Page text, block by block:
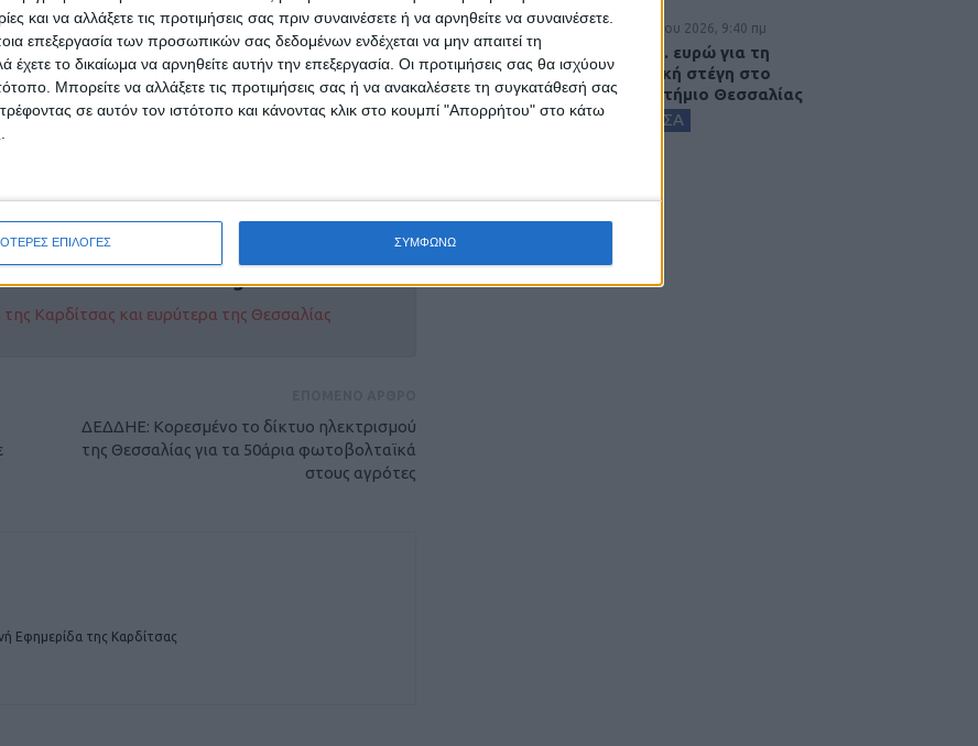
και να αλλάξετε τις προτιμήσεις σας πριν συναινέσετε ή να αρνηθείτε να συναινέσετε.
επεξεργασία των προσωπικών σας δεδομένων ενδέχεται να μην απαιτεί τη
το δικαίωμα να αρνηθείτε αυτήν την επεξεργασία. Οι προτιμήσεις σας θα ισχύουν
Μπορείτε να αλλάξετε τις προτιμήσεις σας ή να ανακαλέσετε τη συγκατάθεσή σας
σε αυτόν τον ιστότοπο και κάνοντας κλικ στο κουμπί "Απορρήτου" στο κάτω
ΕΠΙΛΟΓΕΣ ΣΥΜΦΩΝΩ
όρους που θέτει η ΕΕ με τη νέα ΚΑΠ.
υπάρχει και το θέμα με τις ελληνοποιήσεις
Δεν μπορούμε εμείς να πουλάμε
Υπάρχουν ζημιές στη Θεσσαλία και
ΝΕΟΣ ΑΓΩΝ στο Google News!
της Καρδίτσας και ευρύτερα της Θεσσαλίας
ΔΕΔΔΗΕ: Κορεσμένο το δίκτυο ηλεκτρισμού
της Θεσσαλίας για τα 50άρια φωτοβολταϊκά
στους αγρότες
Εφημερίδα της Καρδίτσας
8 Αυγούστου 2026, 9:40 πμ
2,3 εκατ. ευρώ για τη
φοιτητική στέγη στο
Πανεπιστήμιο Θεσσαλίας
ΚΑΡΔΙΤΣΑ